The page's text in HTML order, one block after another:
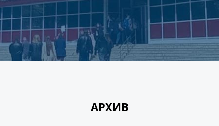
АРХИВ